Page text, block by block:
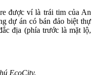
được ví là trái tim của An
dự án có bán đảo biệt thự
địa (phía trước là mặt lộ,
EcoCity.